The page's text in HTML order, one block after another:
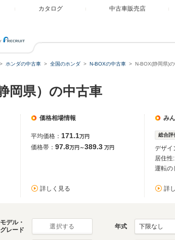
カタログ 中古車販売店
ホンダの中古車 全国のホンダ N-BOXの中古車 N-BOX(静岡県)
岡県）の中古車
価格相場情報
平均価格： 171.1万円
価格帯： 97.8万円～389.3 万円
詳しく見る
み
総合評
デザイ
居住性:
運転の
詳
モデル・
グレード
選択する 年式